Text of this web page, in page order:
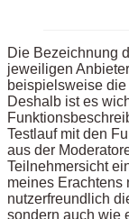
Die Bezeichnung
jeweiligen
beispielsweise die
Deshalb ist es
Testlauf mit den
aus der
Teilnehmersicht
meines Erachtens
nutzerfreundlich
sondern auch wie